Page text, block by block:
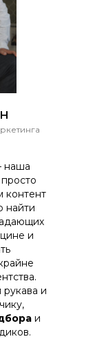
наша
контент
найти
и
и
и